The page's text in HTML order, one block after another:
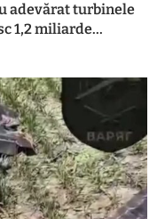
adevărat turbinele
1,2 miliarde...